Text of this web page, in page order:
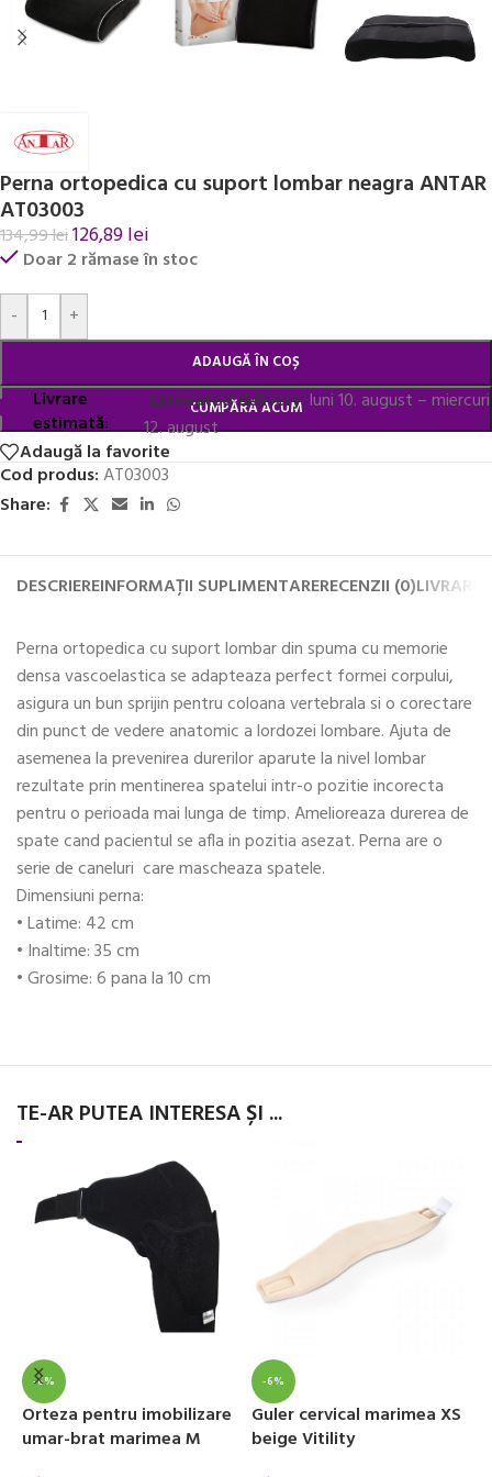
Perna ortopedica cu suport lombar neagra ANTAR
AT03003
134,99lei126,89lei
Doar 2 rămase în stoc
-
+
ADAUGĂ ÎN COȘ
CUMPĂRĂ ACUM
Alternative:
Livrare
estimată:
Estimated delivery:luni 10. august – miercuri
12. august
Adaugă la favorite
Cod produs:AT03003
Share:
DESCRIEREINFORMAȚII SUPLIMENTARERECENZII (0)LIVRARE
Perna ortopedica cu suport lombar din spuma cu memorie
densa vascoelastica se adapteaza perfect formei corpului,
asigura un bun sprijin pentru coloana vertebrala si o corectare
din punct de vedere anatomic a lordozei lombare. Ajuta de
asemenea la prevenirea durerilor aparute la nivel lombar
rezultate prin mentinerea spatelui intr-o pozitie incorecta
pentru o perioada mai lunga de timp. Amelioreaza durerea de
spate cand pacientul se afla in pozitia asezat. Perna are o
serie de caneluri care mascheaza spatele.
Dimensiuni perna:
• Latime: 42 cm
• Inaltime: 35 cm
• Grosime: 6 pana la 10 cm
TE-AR PUTEA INTERESA ȘI ...
-6%
Orteza pentru imobilizare
umar-brat marimea M
-6%
Guler cervical marimea XS
beige Vitility